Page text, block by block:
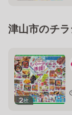
津山市のチ
2枚